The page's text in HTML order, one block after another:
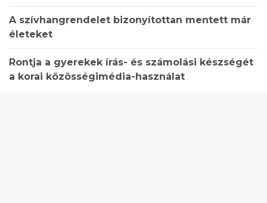
A szívhangrendelet bizonyítottan mentett már
életeket
Rontja a gyerekek írás- és számolási készségét
a korai közösségimédia-használat